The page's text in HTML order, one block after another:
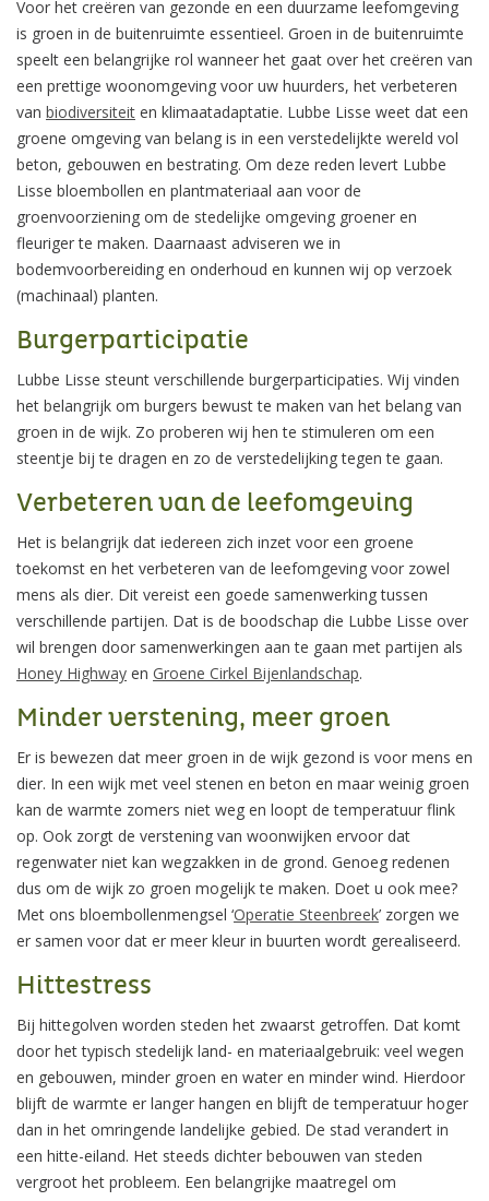
Voor het creëren van gezonde en een duurzame leefomgeving
is groen in de buitenruimte essentieel. Groen in de buitenruimte
speelt een belangrijke rol wanneer het gaat over het creëren van
een prettige woonomgeving voor uw huurders, het verbeteren
van biodiversiteit en klimaatadaptatie. Lubbe Lisse weet dat een
groene omgeving van belang is in een verstedelijkte wereld vol
beton, gebouwen en bestrating. Om deze reden levert Lubbe
Lisse bloembollen en plantmateriaal aan voor de
groenvoorziening om de stedelijke omgeving groener en
fleuriger te maken. Daarnaast adviseren we in
bodemvoorbereiding en onderhoud en kunnen wij op verzoek
(machinaal) planten.
Burgerparticipatie
Lubbe Lisse steunt verschillende burgerparticipaties. Wij vinden
het belangrijk om burgers bewust te maken van het belang van
groen in de wijk. Zo proberen wij hen te stimuleren om een
steentje bij te dragen en zo de verstedelijking tegen te gaan.
Verbeteren van de leefomgeving
Het is belangrijk dat iedereen zich inzet voor een groene
toekomst en het verbeteren van de leefomgeving voor zowel
mens als dier. Dit vereist een goede samenwerking tussen
verschillende partijen. Dat is de boodschap die Lubbe Lisse over
wil brengen door samenwerkingen aan te gaan met partijen als
Honey Highway en Groene Cirkel Bijenlandschap.
Minder verstening, meer groen
Er is bewezen dat meer groen in de wijk gezond is voor mens en
dier. In een wijk met veel stenen en beton en maar weinig groen
kan de warmte zomers niet weg en loopt de temperatuur flink
op. Ook zorgt de verstening van woonwijken ervoor dat
regenwater niet kan wegzakken in de grond. Genoeg redenen
dus om de wijk zo groen mogelijk te maken. Doet u ook mee?
Met ons bloembollenmengsel ‘Operatie Steenbreek’ zorgen we
er samen voor dat er meer kleur in buurten wordt gerealiseerd.
Hittestress
Bij hittegolven worden steden het zwaarst getroffen. Dat komt
door het typisch stedelijk land- en materiaalgebruik: veel wegen
en gebouwen, minder groen en water en minder wind. Hierdoor
blijft de warmte er langer hangen en blijft de temperatuur hoger
dan in het omringende landelijke gebied. De stad verandert in
een hitte-eiland. Het steeds dichter bebouwen van steden
vergroot het probleem. Een belangrijke maatregel om